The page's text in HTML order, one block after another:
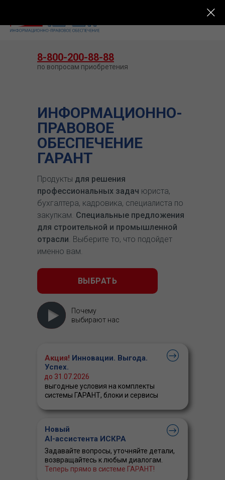
ИНФОРМАЦИОННО-
ПРАВОВОЕ
ОБЕСПЕЧЕНИЕ
ГАРАНТ
Продукты для решения
профессиональных задач юриста,
бухгалтера, кадровика, специалиста по
закупкам. Специальные предложения
для строительной и промышленной
отрасли. Выберите то, что подойдет
именно вам.
ВЫБРАТЬ
Почему
выбирают нас
Акция! Инновации. Выгода.
Успех.
выгодные условия на комплекты
системы ГАРАНТ, блоки и сервисы
до 31.07.2026
8-800-200-88-88
по вопросам приобретения
Новый
AI-ассистента ИСКРА
Задавайте вопросы, уточняйте детали,
возвращайтесь к любым диалогам.
Теперь прямо в системе ГАРАНТ!